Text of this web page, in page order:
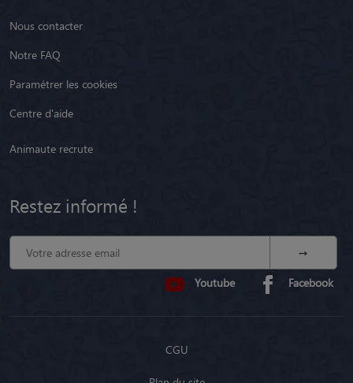
Nous contacter
Notre FAQ
Paramétrer les cookies
Centre d'aide
Animaute recrute
Restez informé !
Youtube Facebook
CGU